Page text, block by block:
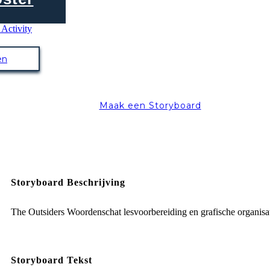
Maak een Storyboard
Storyboard Beschrijving
The Outsiders Woordenschat lesvoorbereiding en grafische
Storyboard Tekst